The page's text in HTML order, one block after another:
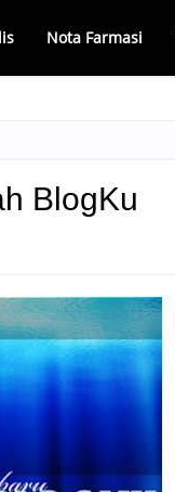
Nota Farmasi
BlogKu